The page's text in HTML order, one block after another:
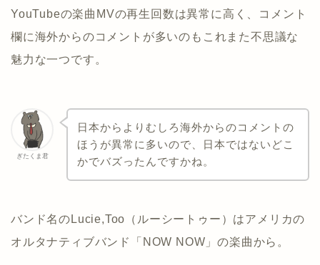
YouTubeの楽曲MVの再生回数は異常に高く、コメント
欄に海外からのコメントが多いのもこれまた不思議な
魅力な一つです。
ぎたくま君
日本からよりむしろ海外からのコメントの
ほうが異常に多いので、日本ではないどこ
かでバズったんですかね。
バンド名のLucie,Too（ルーシートゥー）はアメリカの
オルタナティブバンド「NOW NOW」の楽曲から。